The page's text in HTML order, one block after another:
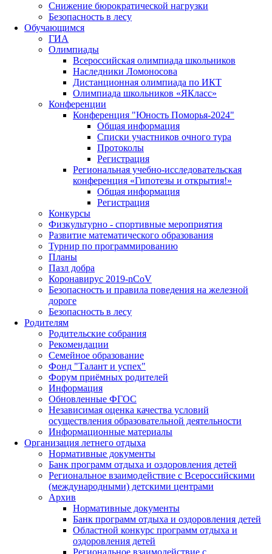
Снижение бюрократической нагрузки
Безопасность в лесу
Обучающимся
ГИА
Олимпиады
Всероссийская олимпиада школьников
Наследники Ломоносова
Дистанционная олимпиада по ИКТ
Олимпиада школьников «ЯКласс»
Конференции
Конференция "Юность Поморья-2024"
Общая информация
Списки участников очного тура
Протоколы
Регистрация
Региональная учебно-исследовательская
конференция «Гипотезы и открытия!»
Общая информация
Регистрация
Конкурсы
Физкультурно - спортивные мероприятия
Развитие математического образования
Турнир по программированию
Планы
Пазл добра
Коронавирус 2019-nCoV
Безопасность и правила поведения на железной
дороге
Безопасность в лесу
Родителям
Родительские собрания
Рекомендации
Семейное образование
Фонд "Талант и успех"
Форум приёмных родителей
Информация
Обновленные ФГОС
Независимая оценка качества условий
осуществления образовательной деятельности
Информационные материалы
Организация летнего отдыха
Нормативные документы
Банк программ отдыха и оздоровления детей
Региональное взаимодействие с Всероссийскими
(международными) детскими центрами
Архив
Нормативные документы
Банк программ отдыха и оздоровления детей
Областной конкурс программ отдыха и
оздоровления детей
Региональное взаимодействие с